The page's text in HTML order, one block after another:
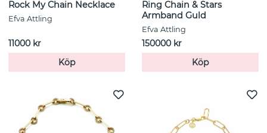
Rock My Chain Necklace
Efva Attling
11000 kr
Köp
Ring Chain & Stars
Armband Guld
Efva Attling
150000 kr
Köp